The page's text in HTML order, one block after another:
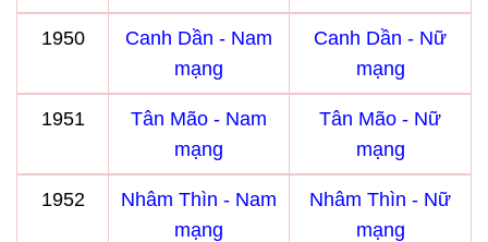
1950
Canh Dần - Nam
mạng
Canh Dần - Nữ
mạng
1951
Tân Mão - Nam
mạng
Tân Mão - Nữ
mạng
1952
Nhâm Thìn - Nam
mạng
Nhâm Thìn - Nữ
mạng